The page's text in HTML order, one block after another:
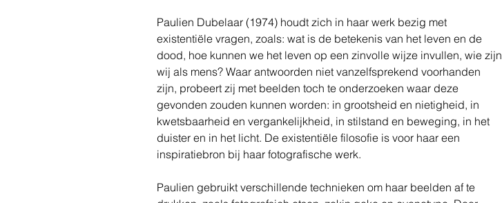
Paulien Dubelaar (1974) houdt zich in haar werk bezig met
existentiële vragen, zoals: wat is de betekenis van het leven en de
dood, hoe kunnen we het leven op een zinvolle wijze invullen, wie zijn
wij als mens? Waar antwoorden niet vanzelfsprekend voorhanden
zijn, probeert zij met beelden toch te onderzoeken waar deze
gevonden zouden kunnen worden: in grootsheid en nietigheid, in
kwetsbaarheid en vergankelijkheid, in stilstand en beweging, in het
duister en in het licht. De existentiële filosofie is voor haar een
inspiratiebron bij haar fotografische werk.
Paulien gebruikt verschillende technieken om haar beelden af te